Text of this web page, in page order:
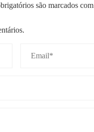
são marcados com